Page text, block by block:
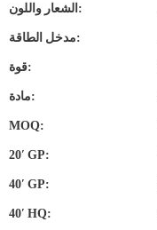
الشعار واللون:
مدخل الطاقة:
قوة:
مادة:
MOQ:
20′ GP:
40′ GP:
40′ HQ: